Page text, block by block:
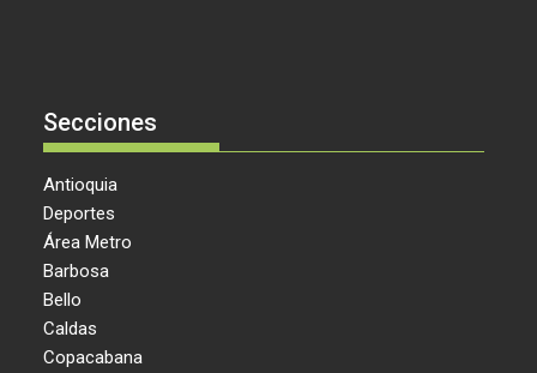
Secciones
Antioquia
Deportes
Área Metro
Barbosa
Bello
Caldas
Copacabana